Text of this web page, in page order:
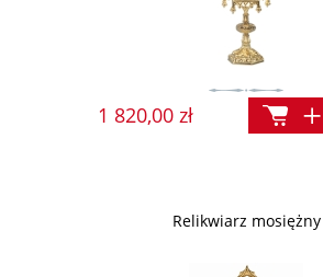
1 820,00 zł
Relikwiarz mosiężny